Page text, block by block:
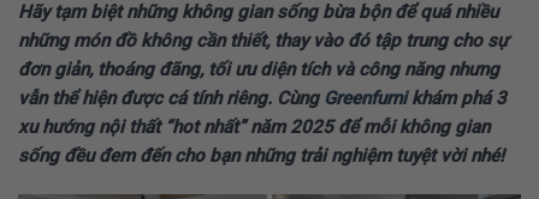
Hãy tạm biệt những không gian sống bừa bộn để quá nhiều
những món đồ không cần thiết, thay vào đó tập trung cho sự
đơn giản, thoáng đãng, tối ưu diện tích và công năng nhưng
vẫn thể hiện được cá tính riêng. Cùng Greenfurnikhám phá 3
xu hướng nội thất “hot nhất” năm 2025 để mỗi không gian
sống đều đem đến cho bạn những trải nghiệm tuyệt vời nhé!